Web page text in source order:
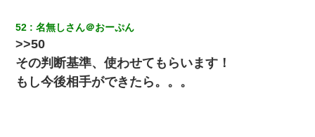
52 名無しさん＠おーぷん
>>50
その判断基準、使わせてもらいます！
もし今後相手ができたら。。。